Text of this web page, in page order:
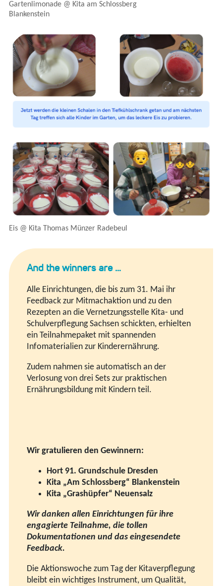
Gartenlimonade @ Kita am Schlossberg
Blankenstein
Eis @ Kita Thomas Münzer Radebeul
And the winners are …
Alle Einrichtungen, die bis zum 31. Mai ihr
Feedback zur Mitmachaktion und zu den
Rezepten an die Vernetzungsstelle Kita- und
Schulverpflegung Sachsen schickten, erhielten
ein Teilnahmepaket mit spannenden
Infomaterialien zur Kinderernährung.
Zudem nahmen sie automatisch an der
Verlosung von drei Sets zur praktischen
Ernährungsbildung mit Kindern teil.
Wir gratulieren den Gewinnern:
Hort 91. Grundschule Dresden
Kita „Am Schlossberg“ Blankenstein
Kita „Grashüpfer“ Neuensalz
Wir danken allen Einrichtungen für ihre
engagierte Teilnahme, die tollen
Dokumentationen und das eingesendete
Feedback.
Die Aktionswoche zum Tag der Kitaverpflegung
bleibt ein wichtiges Instrument, um Qualität,